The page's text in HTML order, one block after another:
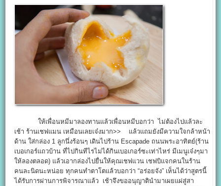
ให้เพื่อนหมีมาลองทานแล้วเพื่อนหมีบอกว่า ไม่ต้องไปแล้วละ
เช้า ร้านเชฟแมน เหมือนเลยเจ๋งมาก>> แล้วแถมยังมีความใจกล้าหน้า
ด้าน ใส่กล่อง 1 ลูกนึ่งร้อนๆ เดินไปร้าน Escapade ถนนพระอาทิตย์​(ร้าน
เบอเกอร์แถวบ้าน ที่ไปกินทีไรไม่ได้กินเบอเกอร์ซะเท่าไหร่ มีเมนูเจ๋งๆมา
ให้ลองตลอด) แล้วเอากล่องไปยื่นให้คุณเชฟแวน เชฟบิแจกคนในร้าน
คนละนิดนะหน่อย ทุกคนทำตาโตแล้วบอกว่า “อร่อยจัง” เห็นได้ว่าสูตรนี้
ได้รับการผ่านการพิจารณาแล้ว เช้าจึงขออนุญาตินำมาเผยแผ่สู่สา